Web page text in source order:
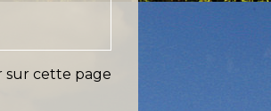
sur cette page